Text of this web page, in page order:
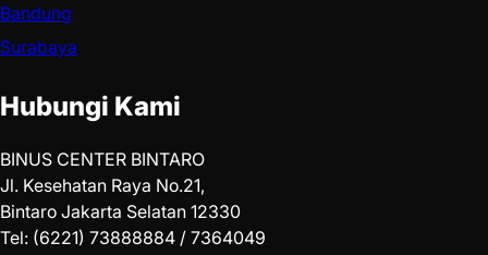
Bandung
Surabaya
Hubungi Kami
BINUS CENTER BINTARO
Jl. Kesehatan Raya No.21,
Bintaro Jakarta Selatan 12330
Tel: (6221) 73888884 / 7364049